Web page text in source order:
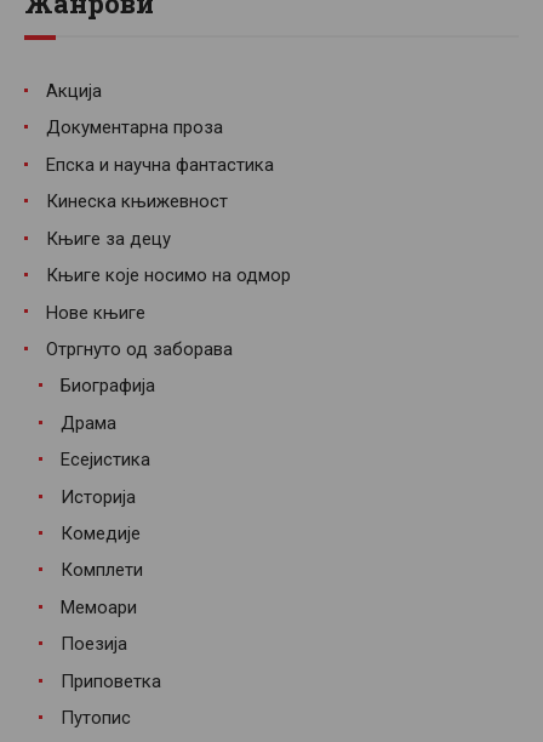
Акција
Документарна проза
Епска и научна фантастика
Кинеска књижевност
Књиге за децу
Књиге које носимо на одмор
Нове књиге
Отргнуто од заборава
Биографија
Драма
Есејистика
Историја
Комедије
Комплети
Мемоари
Поезија
Приповетка
Путопис